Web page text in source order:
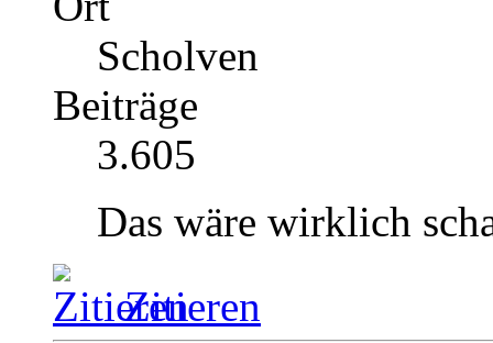
Scholven
Beiträge
3.605
Das wäre wirklich
Zitieren